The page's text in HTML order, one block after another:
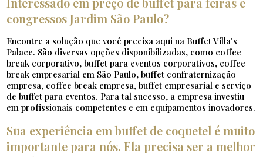
congressos Jardim São Paulo?
Encontre a solução que você precisa aqui na Buffet Villa's
Palace. São diversas opções disponibilizadas, como coffee
break corporativo, buffet para eventos corporativos, coffee
break empresarial em São Paulo, buffet confraternização
empresa, coffee break empresa, buffet empresarial e serviço
de buffet para eventos. Para tal sucesso, a empresa investiu
em profissionais competentes e em equipamentos inovadores.
Sua experiência em buffet de coquetel é muito
importante para nós. Ela precisa ser a melhor